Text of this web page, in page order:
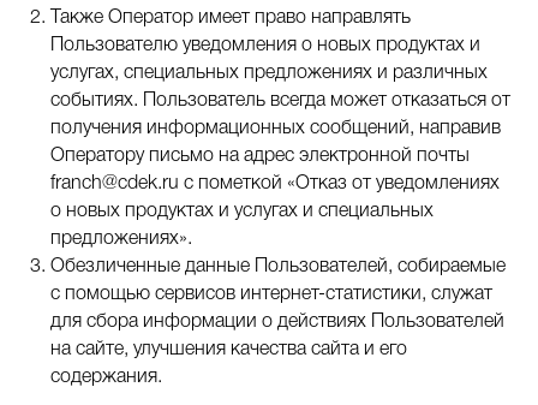
Также Оператор имеет право направлять
Пользователю уведомления о новых продуктах и
услугах, специальных предложениях и различных
событиях. Пользователь всегда может отказаться от
получения информационных сообщений, направив
Оператору письмо на адрес электронной почты
franch@cdek.ru с пометкой «Отказ от уведомлениях
о новых продуктах и услугах и специальных
предложениях».
Обезличенные данные Пользователей, собираемые
с помощью сервисов интернет-статистики, служат
для сбора информации о действиях Пользователей
на сайте, улучшения качества сайта и его
содержания.